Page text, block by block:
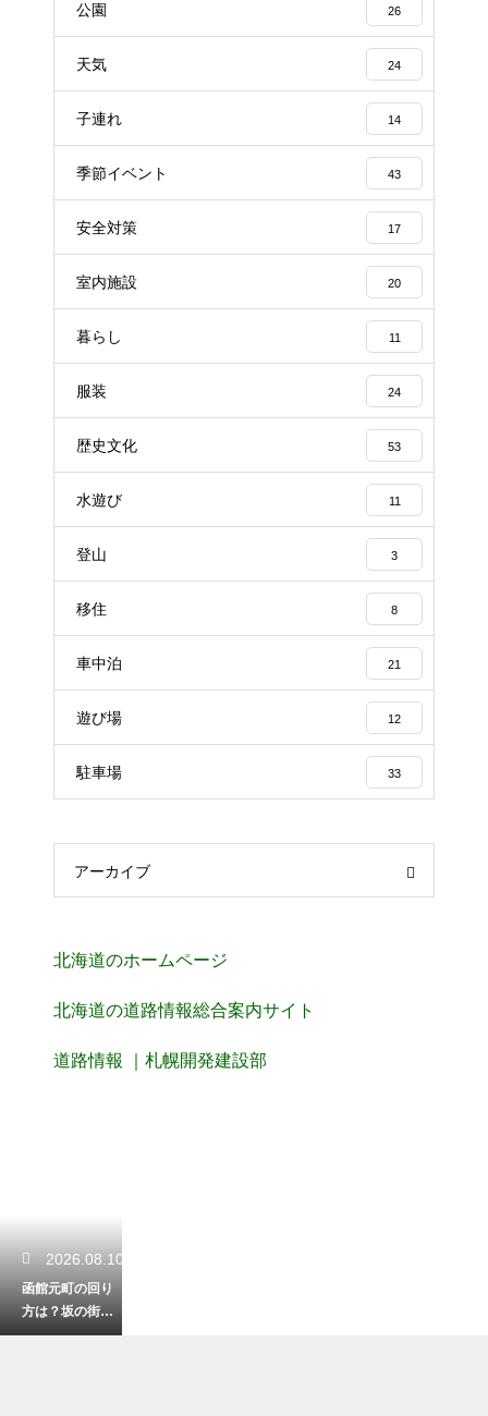
公園 26
天気 24
子連れ 14
季節イベント 43
安全対策 17
室内施設 20
暮らし 11
服装 24
歴史文化 53
水遊び 11
登山 3
移住 8
車中泊 21
遊び場 12
駐車場 33
アーカイブ
北海道のホームページ
北海道の道路情報総合案内サイト
道路情報 ｜札幌開発建設部
2026.08.10
函館元町の回り
方は？坂の街を
効率よく巡る散